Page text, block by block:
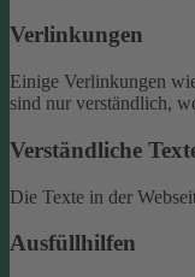
Verlinkungen
Einige Verlinkungen
sind nur verständlich,
Verständliche
Die Texte in der
Ausfüllhilfen